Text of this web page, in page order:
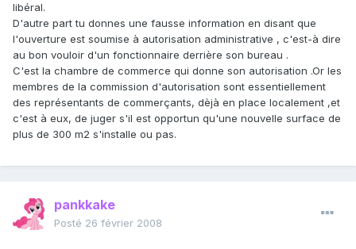
libéral.
D'autre part tu donnes une fausse information en disant que
l'ouverture est soumise à autorisation administrative , c'est-à dire
au bon vouloir d'un fonctionnaire derrière son bureau .
C'est la chambre de commerce qui donne son autorisation .Or les
membres de la commission d'autorisation sont essentiellement
des représentants de commerçants, dèjà en place localement ,et
c'est à eux, de juger s'il est opportun qu'une nouvelle surface de
plus de 300 m2 s'installe ou pas.
pankkake
Posté 26 février 2008